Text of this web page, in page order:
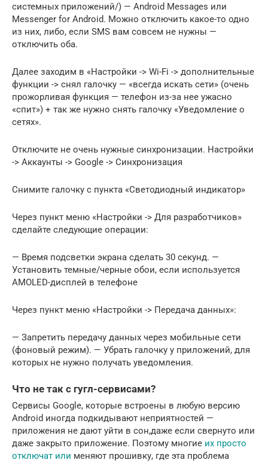
системных приложений/) — Android Messages или
Messenger for Android. Можно отключить какое-то одно
из них, либо, если SMS вам совсем не нужны —
отключить оба.
Далее заходим в «Настройки -> Wi-Fi -> дополнительные
функции -> снял галочку — «всегда искать сети» (очень
прожорливая функция — телефон из-за нее ужасно
«спит») + так же нужно снять галочку «Уведомление о
сетях».
Отключите не очень нужные синхронизации. Настройки
-> Аккаунты -> Google -> Синхронизация
Снимите галочку с пункта «Светодиодный индикатор»
Через пункт меню «Настройки -> Для разработчиков»
сделайте следующие операции:
— Время подсветки экрана сделать 30 секунд. —
Установить темные/черные обои, если используется
AMOLED-дисплей в телефоне
Через пункт меню «Настройки -> Передача данных»:
— Запретить передачу данных через мобильные сети
(фоновый режим). — Убрать галочку у приложений, для
которых не нужно получать уведомления.
Что не так с гугл-сервисами?
Сервисы Google, которые встроены в любую версию
Android иногда подкидывают неприятностей —
приложения не дают уйти в сон,даже если свернуто или
даже закрыто приложение. Поэтому многие их просто
отключат или меняют прошивку, где эта проблема